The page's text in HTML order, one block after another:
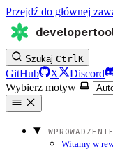
Przejdź do głównej
Szukaj CtrlK
GitHub X
Discord
Wybierz motyw
WPROWADZENIE
Witamy w